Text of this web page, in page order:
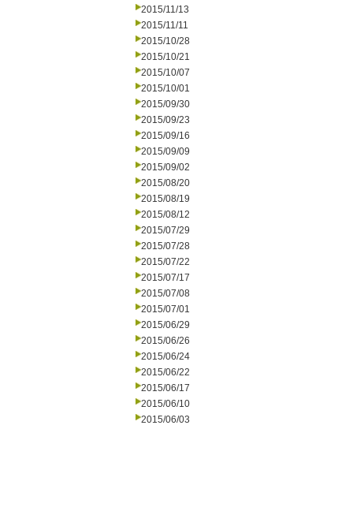
2015/11/13
2015/11/11
2015/10/28
2015/10/21
2015/10/07
2015/10/01
2015/09/30
2015/09/23
2015/09/16
2015/09/09
2015/09/02
2015/08/20
2015/08/19
2015/08/12
2015/07/29
2015/07/28
2015/07/22
2015/07/17
2015/07/08
2015/07/01
2015/06/29
2015/06/26
2015/06/24
2015/06/22
2015/06/17
2015/06/10
2015/06/03